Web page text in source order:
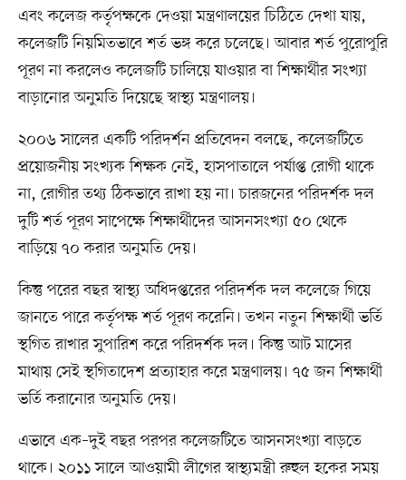
এবং কলেজ কর্তৃপক্ষকে দেওয়া মন্ত্রণালয়ের চিঠিতে দেখা যায়,
কলেজটি নিয়মিতভাবে শর্ত ভঙ্গ করে চলেছে। আবার শর্ত পুরোপুরি
পূরণ না করলেও কলেজটি চালিয়ে যাওয়ার বা শিক্ষার্থীর সংখ্যা
বাড়ানোর অনুমতি দিয়েছে স্বাস্থ্য মন্ত্রণালয়।
২০০৬ সালের একটি পরিদর্শন প্রতিবেদন বলছে, কলেজটিতে
প্রয়োজনীয় সংখ্যক শিক্ষক নেই, হাসপাতালে পর্যাপ্ত রোগী থাকে
না, রোগীর তথ্য ঠিকভাবে রাখা হয় না। চারজনের পরিদর্শক দল
দুটি শর্ত পূরণ সাপেক্ষে শিক্ষার্থীদের আসনসংখ্যা ৫০ থেকে
বাড়িয়ে ৭০ করার অনুমতি দেয়।
কিন্তু পরের বছর স্বাস্থ্য অধিদপ্তরের পরিদর্শক দল কলেজে গিয়ে
জানতে পারে কর্তৃপক্ষ শর্ত পূরণ করেনি। তখন নতুন শিক্ষার্থী ভর্তি
স্থগিত রাখার সুপারিশ করে পরিদর্শক দল। কিন্তু আট মাসের
মাথায় সেই স্থগিতাদেশ প্রত্যাহার করে মন্ত্রণালয়। ৭৫ জন শিক্ষার্থী
ভর্তি করানোর অনুমতি দেয়।
এভাবে এক–দুই বছর পরপর কলেজটিতে আসনসংখ্যা বাড়তে
থাকে। ২০১১ সালে আওয়ামী লীগের স্বাস্থ্যমন্ত্রী রুহুল হকের সময়